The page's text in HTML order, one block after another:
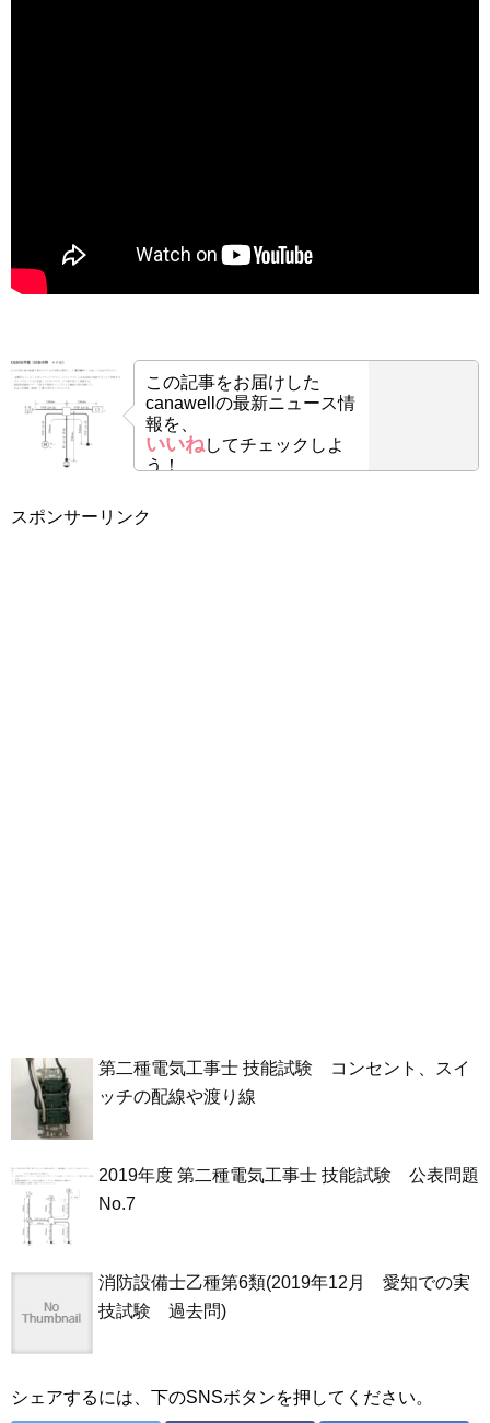
この記事をお届けした
canawellの最新ニュース情
報を、
いいねしてチェックしよ
う！
スポンサーリンク
第二種電気工事士 技能試験 コンセント、スイ
ッチの配線や渡り線
2019年度 第二種電気工事士 技能試験 公表問題
No.7
消防設備士乙種第6類(2019年12月 愛知での実
技試験 過去問)
シェアするには、下のSNSボタンを押してください。